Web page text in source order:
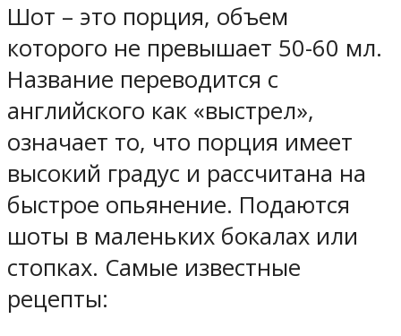
Шот – это порция, объем
которого не превышает 50-60 мл.
Название переводится с
английского как «выстрел»,
означает то, что порция имеет
высокий градус и рассчитана на
быстрое опьянение. Подаются
шоты в маленьких бокалах или
стопках. Самые известные
рецепты: